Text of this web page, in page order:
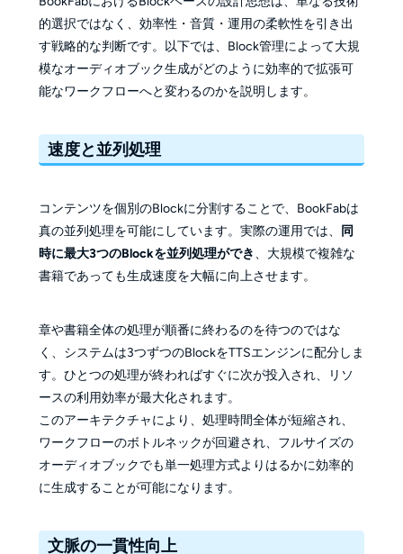
的選択ではなく、効率性・音質・運用の柔軟性を引き出
す戦略的な判断です。以下では、Block管理によって大規
模なオーディオブック生成がどのように効率的で拡張可
能なワークフローへと変わるのかを説明します。
速度と並列処理
コンテンツを個別のBlockに分割することで、BookFabは
真の並列処理を可能にしています。実際の運用では、
同
時に最大3つのBlockを並列処理ができ、大規模で複雑な
書籍であっても生成速度を大幅に向上させます。
章や書籍全体の処理が順番に終わるのを待つのではな
く、システムは3つずつのBlockをTTSエンジンに配分しま
す。ひとつの処理が終わればすぐに次が投入され、リソ
ースの利用効率が最大化されます。
このアーキテクチャにより、処理時間全体が短縮され、
ワークフローのボトルネックが回避され、フルサイズの
オーディオブックでも単一処理方式よりはるかに効率的
に生成することが可能になります。
文脈の一貫性向上